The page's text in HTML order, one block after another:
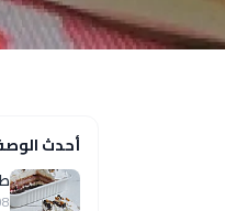
أحدث